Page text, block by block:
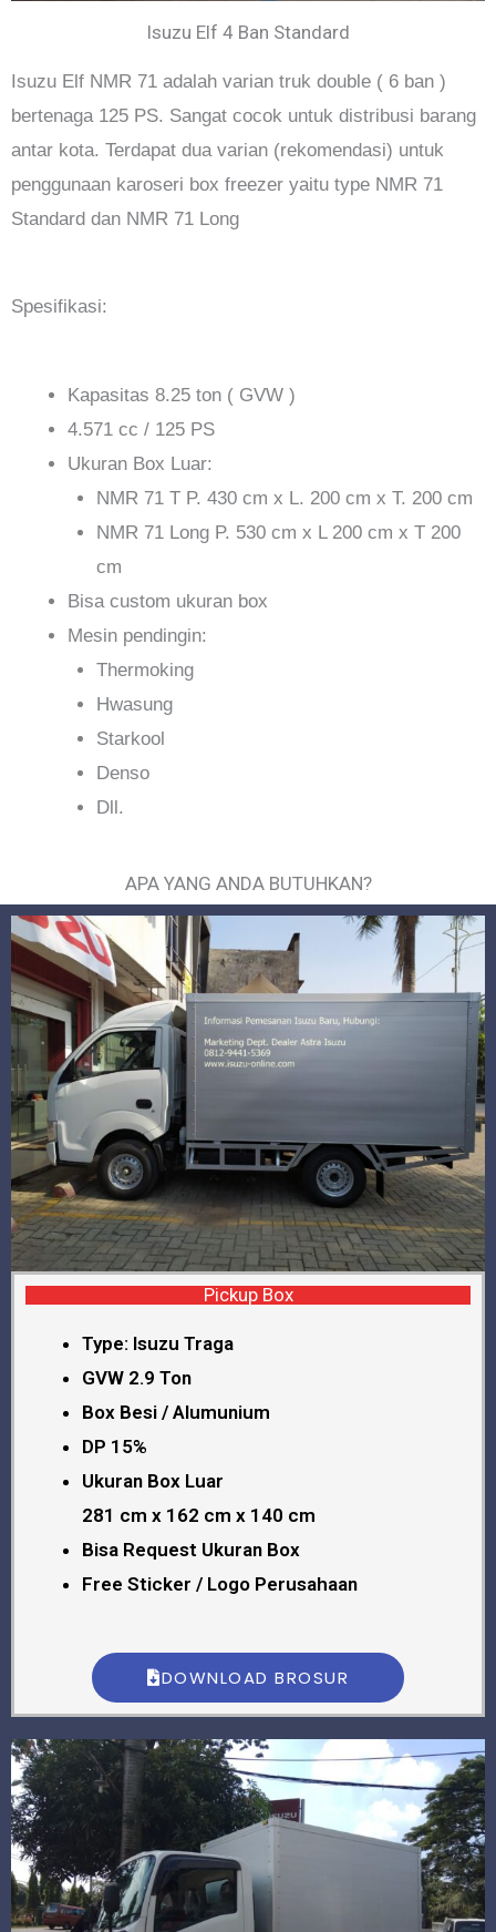
Isuzu Elf 4 Ban Standard
Isuzu Elf NMR 71 adalah varian truk double ( 6 ban )
bertenaga 125 PS. Sangat cocok untuk distribusi barang
antar kota. Terdapat dua varian (rekomendasi) untuk
penggunaan karoseri box freezer yaitu type NMR 71
Standard dan NMR 71 Long
Spesifikasi:
Kapasitas 8.25 ton ( GVW )
4.571 cc / 125 PS
Ukuran Box Luar:
NMR 71 T P. 430 cm x L. 200 cm x T. 200 cm
NMR 71 Long P. 530 cm x L 200 cm x T 200
cm
Bisa custom ukuran box
Mesin pendingin:
Thermoking
Hwasung
Starkool
Denso
Dll.
APA YANG ANDA BUTUHKAN?
Pickup Box
Type: Isuzu Traga
GVW 2.9 Ton
Box Besi / Alumunium
DP 15%
Ukuran Box Luar
281 cm x 162 cm x 140 cm
Bisa Request Ukuran Box
Free Sticker / Logo Perusahaan
DOWNLOAD BROSUR